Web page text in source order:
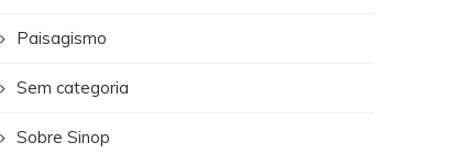
Paisagismo
Sem categoria
Sobre Sinop